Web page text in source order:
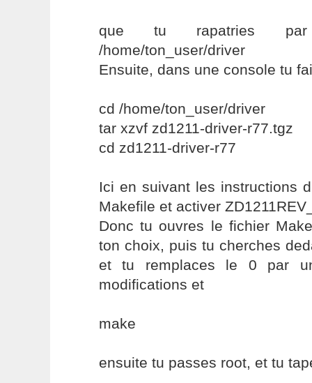
que tu rapatries par
/home/ton_user/driver
Ensuite, dans une console tu
cd /home/ton_user/driver
tar xzvf zd1211-driver-r77.tgz
cd zd1211-driver-r77
Ici en suivant les instructions
Makefile et activer
Donc tu ouvres le fichier
ton choix, puis tu cherches
et tu remplaces le 0 par
modifications et
make
ensuite tu passes root, et tu